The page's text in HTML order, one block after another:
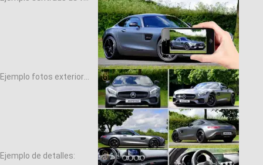
Ejemplo de detalles